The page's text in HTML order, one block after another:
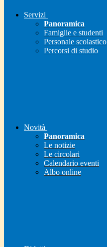
Servizi
Panoramica
Famiglie e studenti
Personale scolastico
Percorsi di studio
Novità
Panoramica
Le notizie
Le circolari
Calendario eventi
Albo online